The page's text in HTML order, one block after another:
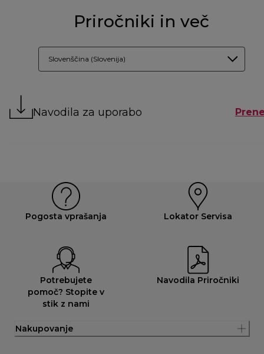
Priročniki in več
Slovenščina (Slovenija)
Navodila za uporabo
Pogosta vprašanja Lokator Servisa
Potrebujete
pomoč? Stopite v
stik z nami
Navodila Priročniki
Nakupovanje